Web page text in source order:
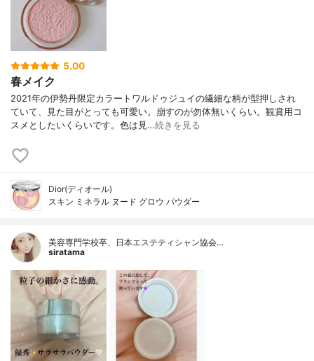
5.00
春メイク
2021年の伊勢丹限定カラートワルドゥジュイの繊細な柄が型押しされ
ていて、見た目がとっても可愛い。崩すのが勿体無いくらい。観賞用コ
スメとしたいくらいです。色は見…続きを見る
Dior(ディオール)
スキン ミネラル ヌード グロウ パウダー
美容専門学校卒、日本エステティシャン協会…
siratama